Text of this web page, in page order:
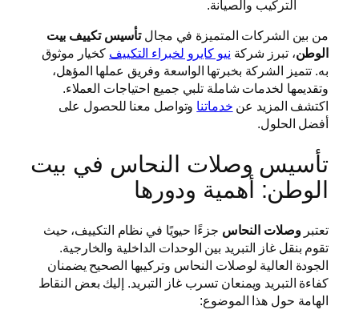
التركيب والصيانة.
من بين الشركات المتميزة في مجالتأسيس تكييف بيت
الوطن، تبرز شركة نيو كايرو لخبراء التكييف كخيار موثوق
به. تتميز الشركة بخبرتها الواسعة وفريق عملها المؤهل،
وتقديمها لخدمات شاملة تلبي جميع احتياجات العملاء.
اكتشف المزيد عن خدماتنا وتواصل معنا للحصول على
أفضل الحلول.
تأسيس وصلات النحاس في بيت
الوطن: أهمية ودورها
تعتبروصلات النحاس جزءًا حيويًا في نظام التكييف، حيث
تقوم بنقل غاز التبريد بين الوحدات الداخلية والخارجية.
الجودة العالية لوصلات النحاس وتركيبها الصحيح يضمنان
كفاءة التبريد ويمنعان تسرب غاز التبريد. إليك بعض النقاط
الهامة حول هذا الموضوع: